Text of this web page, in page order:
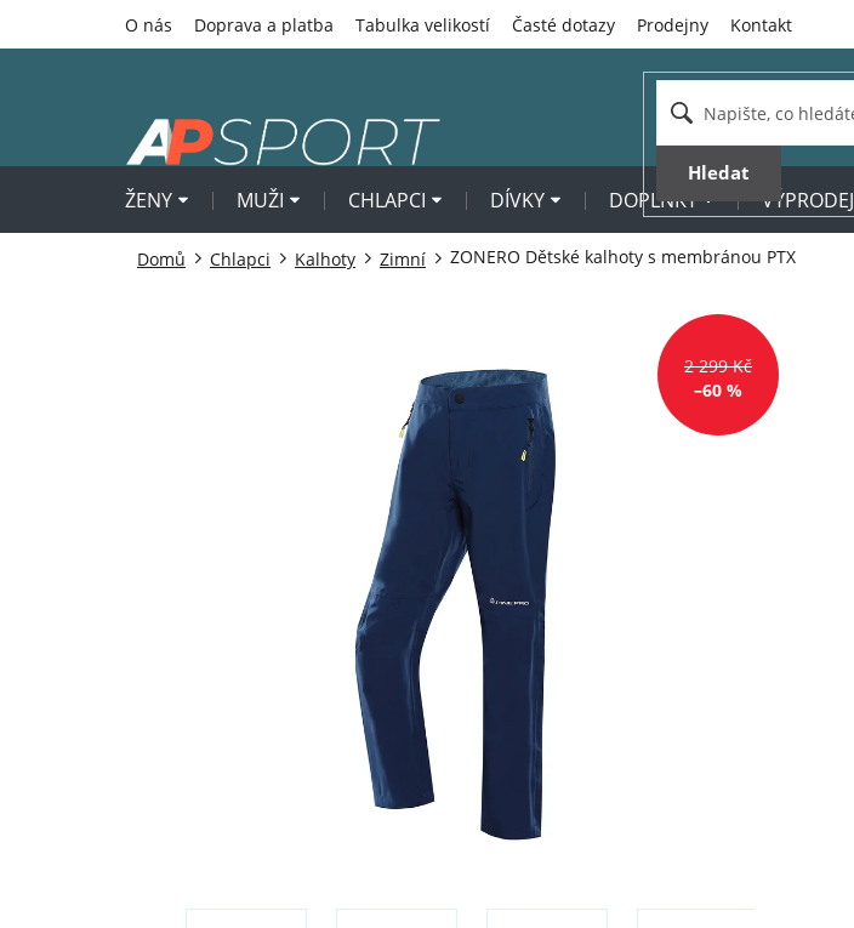
O nás Doprava a platba Tabulka velikostí Časté dotazy Prodejny Kontakt
Hledat
ŽENY MUŽI CHLAPCI DÍVKY DOPLŇKY VÝPRODEJ
Domů Chlapci Kalhoty Zimní ZONERO Dětské kalhoty s membránou PTX
2 299 Kč
–60 %